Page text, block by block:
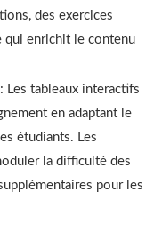
des exercices
qui enrichit le contenu
: Les tableaux interactifs
en adaptant le
étudiants. Les
la difficulté des
pour les